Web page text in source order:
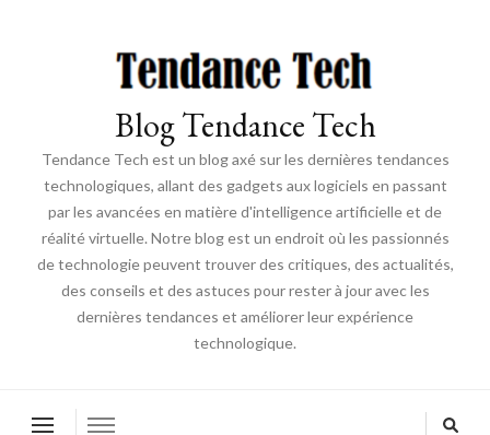
Blog Tendance Tech
Tendance Tech est un blog axé sur les dernières tendances
technologiques, allant des gadgets aux logiciels en passant
par les avancées en matière d'intelligence artificielle et de
réalité virtuelle. Notre blog est un endroit où les passionnés
de technologie peuvent trouver des critiques, des actualités,
des conseils et des astuces pour rester à jour avec les
dernières tendances et améliorer leur expérience
technologique.